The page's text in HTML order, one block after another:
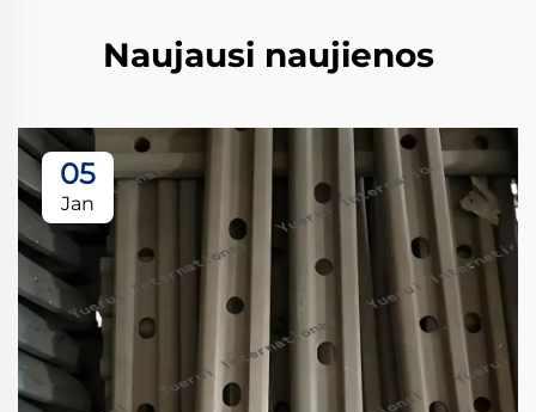
Naujausi naujienos
05
Jan